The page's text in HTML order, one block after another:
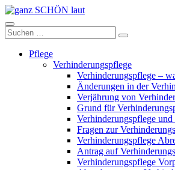
Zum
Inhalt
springen
ganz
SCHÖN
Suchen
nach:
Suchen
Pflege
Verhinderungspflege
Verhinderungspflege –
Änderungen in der
Verjährung von
Grund für
Verhinderungspflege und
Fragen zur
Verhinderungspflege
Antrag auf
Verhinderungspflege